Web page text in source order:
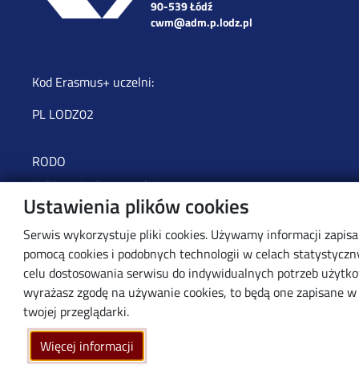
Ustawienia plików cookies
Serwis wykorzystuje pliki cookies. Używamy informacji
pomocą cookies i podobnych technologii w celach
celu dostosowania serwisu do indywidualnych potrzeb
wyrażasz zgodę na używanie cookies, to będą one zapisane
twojej przeglądarki.
Więcej informacji
90-539 Łódź
cwm@adm.p.lodz.pl
Kod Erasmus+ uczelni:
PL LODZ02
RODO
Deklaracja dostępności
© 2026 Politechnika Łódzka - created byUczelniane Centrum Informatyczne